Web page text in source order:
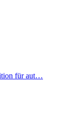
für aut…